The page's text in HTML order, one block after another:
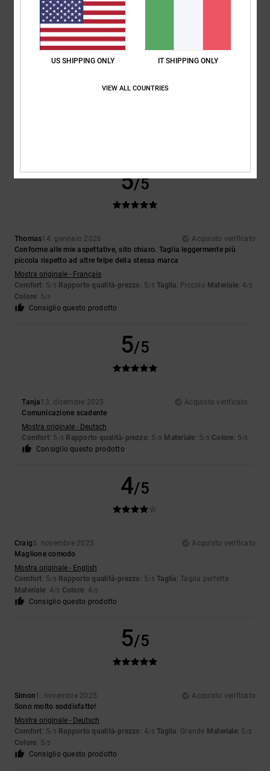
5
18. gennaio 2026
5/5
Thomas14. gennaio 2026
Acquisto verificato
Conforme alle mie aspettative, sito chiaro. Taglia leggermente più
piccola rispetto ad altre felpe della stessa marca
Mostra originale - Français
Comfort: 5/5 Rapporto qualità-prezzo : 5/5 Taglia: Piccolo Materiale: 4/5
Colore: 5/5
Consiglio questo prodotto
5/5
Tanja13. dicembre 2025
Acquisto verificato
Comunicazione scadente
Mostra originale - Deutsch
Comfort: 5 /5 Rapporto qualità-prezzo: 5 /5 Materiale: 5/5 Colore: 5/5
Consiglio questo prodotto
4/5
Craig5. novembre 2025
Acquisto verificato
Maglione comodo
Mostra originale - English
Comfort: 5/5 Rapporto qualità-prezzo : 5/5 Taglia: Taglia perfetta
Materiale: 4/5 Colore: 4/5
Consiglio questo prodotto
5/5
Simon1. novembre 2025
Acquisto verificato
Sono molto soddisfatto!
Mostra originale - Deutsch
Comfort: 5/5 Rapporto qualità-prezzo : 4/5 Taglia: Grande Materiale: 5 /5
Colore: 5/5
Consiglio questo prodotto
US SHIPPING ONLY IT SHIPPING ONLY
VIEW ALL COUNTRIES